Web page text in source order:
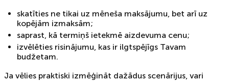
skatīties ne tikai uz mēneša maksājumu, bet arī uz
kopējām izmaksām;
saprast, kā termiņš ietekmē aizdevuma cenu;
izvēlēties risinājumu, kas ir ilgtspējīgs Tavam
budžetam.
Ja vēlies praktiski izmēģināt dažādus scenārijus, vari